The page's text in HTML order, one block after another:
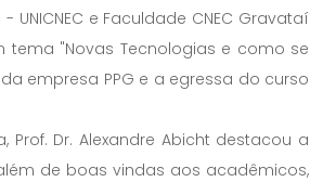
e Faculdade CNEC Gravataí
tema "Novas Tecnologias e como se
empresa PPG e a egressa do curso
Dr. Alexandre Abicht destacou a
de boas vindas aos acadêmicos,